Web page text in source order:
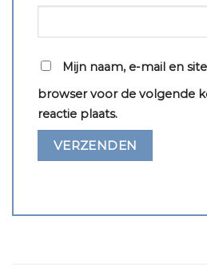
Mijn naam, e-mail en
browser voor de volgende
reactie plaats.